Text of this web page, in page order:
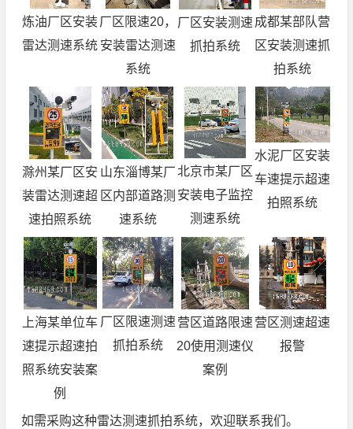
炼油厂区安装
雷达测速系统
厂区限速20，
安装雷达测速
系统
厂区安装测速
抓拍系统
成都某部队营
区安装测速抓
拍系统
滁州某厂区安
装雷达测速超
速拍照系统
山东淄博某厂
区内部道路测
速系统
北京市某厂区
安装电子监控
测速系统
水泥厂区安装
车速提示超速
拍照系统
上海某单位车
速提示超速拍
照系统安装案
例
厂区限速测速
抓拍系统
营区道路限速
20使用测速仪
案例
营区测速超速
报警
如需采购这种雷达测速抓拍系统，欢迎联系我们。